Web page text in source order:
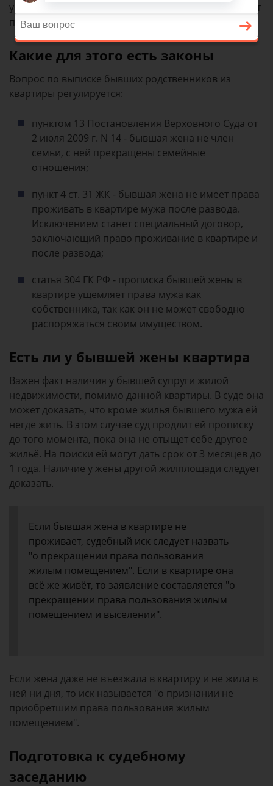
убедить в том, что бывшая супруга больше не имеет
права на проживание в квартире.
Какие для этого есть законы
Вопрос по выписке бывших родственников из
квартиры регулируется:
пунктом 13 Постановления Верховного Суда от
2 июля 2009 г. N 14 - бывшая жена не член
семьи, с ней прекращены семейные
отношения;
пункт 4 ст. 31 ЖК - бывшая жена не имеет права
проживать в квартире мужа после развода.
Исключением станет специальный договор,
заключающий право проживание в квартире и
после развода;
статья 304 ГК РФ - прописка бывшей жены в
квартире ущемляет права мужа как
собственника, так как он не может свободно
распоряжаться своим имуществом.
Есть ли у бывшей жены квартира
Важен факт наличия у бывшей супруги жилой
недвижимости, помимо данной квартиры. В суде она
может доказать, что кроме жилья бывшего мужа ей
негде жить. В этом случае суд продлит ей прописку
до того момента, пока она не отыщет себе другое
жильё. На поиски ей могут дать срок от 3 месяцев до
1 года. Наличие у жены другой жилплощади следует
доказать.
Если бывшая жена в квартире не
проживает, судебный иск следует назвать
"о прекращении права пользования
жилым помещением". Если в квартире она
всё же живёт, то заявление составляется "о
прекращении права пользования жилым
помещением и выселении".
Если жена даже не въезжала в квартиру и не жила в
ней ни дня, то иск называется "о признании не
приобретшим права пользования жилым
помещением".
Подготовка к судебному
заседанию